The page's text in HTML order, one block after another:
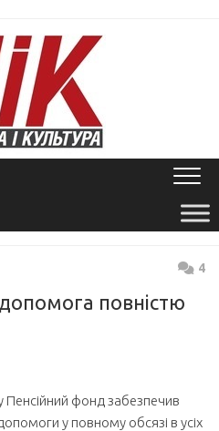
4
повністю
Пенсійний фонд забезпечив
у повному обсязі в усіх